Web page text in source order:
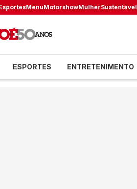
MenuMotorshowMulherSustentável
ESPORTES ENTRETENIMENTO